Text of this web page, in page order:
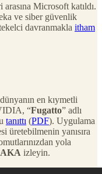
Microsoft katıldı.
ve siber güvenlik
davranmakla itham
en kıymetli
“Fugatto” adlı
tanıttı (PDF). Uygulama
üretebilmenin yanısıra
yola
izleyin.